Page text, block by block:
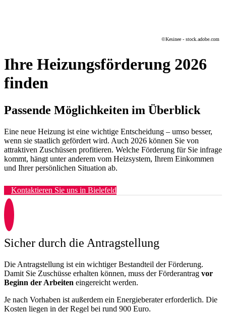
©Kesinee - stock.adobe.com
Ihre Heizungsförderung 2026
finden
Passende Möglichkeiten im Überblick
Eine neue Heizung ist eine wichtige Entscheidung – umso besser,
wenn sie staatlich gefördert wird. Auch 2026 können Sie von
attraktiven Zuschüssen profitieren. Welche Förderung für Sie infrage
kommt, hängt unter anderem vom Heizsystem, Ihrem Einkommen
und Ihrer persönlichen Situation ab.
Kontaktieren Sie uns in Bielefeld
Sicher durch die Antragstellung
Die Antragstellung ist ein wichtiger Bestandteil der Förderung.
Damit Sie Zuschüsse erhalten können, muss der Förderantrag vor
Beginn der Arbeiten eingereicht werden.
Je nach Vorhaben ist außerdem ein Energieberater erforderlich. Die
Kosten liegen in der Regel bei rund 900 Euro.